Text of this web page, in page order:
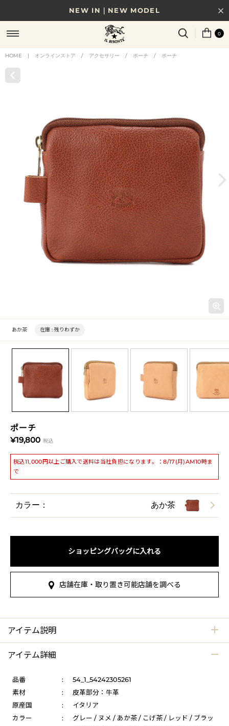
NEW IN｜NEW MODEL
8/17(月)10時まで｜税込11,000円以上で送料無料
贈る相手やシーンから選べる、新しいギフトガイド
0
HOME | オンラインストア / アクセサリー / ポーチ / ポーチ
ポーチ
¥19,800 税込
税込11,000円以上ご購入で送料は当社負担になります。：8/17(月)AM10時ま
で
あか茶 在庫 : 残りわずか
カラー： あか茶
ショッピングバッグに入れる
店舗在庫・取り置き可能店舗を調べる
アイテム説明
アイテム詳細
品番 :
54_1_54242305261
素材
:
皮革部分：牛革
原産国
:
イタリア
カラー
:
グレー / ヌメ / あか茶 / こげ茶 / レッド / ブラッ